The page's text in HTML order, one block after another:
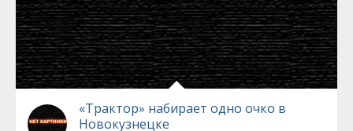
«Трактор» набирает одно очко в
Новокузнецке